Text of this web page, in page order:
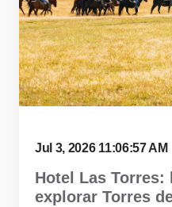
Jul 3, 2026 11:06:57 AM
Hotel Las Torres:
explorar Torres